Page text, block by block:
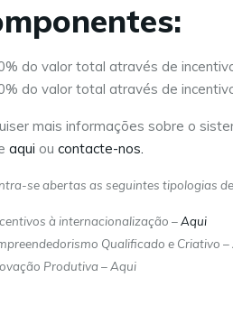
do valor total através de
do valor total através de
mais informações sobre o
aqui ou contacte-nos.
se abertas as seguintes tipologias
à internacionalização –Aqui
Qualificado e Criativo –
Produtiva – Aqui